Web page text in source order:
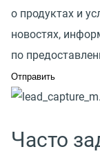
о продуктах и
новостях,
по
Часто